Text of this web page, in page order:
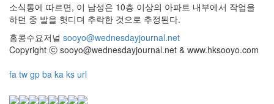
소식통에 따르면, 이 남성은 10층 이상의 아파트 내부에서 작업을
하던 중 발을 헛디뎌 추락한 것으로 추정된다.
홍콩수요저널 sooyo@wednesdayjournal.net
Copyright ⓒ sooyo@wednesdayjournal.net & www.hksooyo.com
fa tw gp ba ka ks url